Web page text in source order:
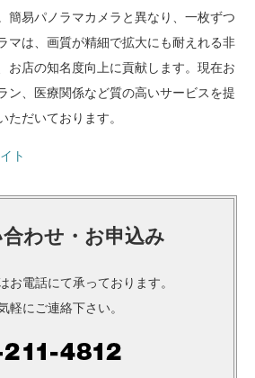
簡易パノラマカメラと異なり、一枚ずつ
マは、画質が精細で拡大にも耐えれる非
お店の知名度向上に貢献します。現在お
ン、医療関係など質の高いサービスを提
ただいております。
ト
わせ・お申込み
お電話にて承っております。
軽にご連絡下さい。